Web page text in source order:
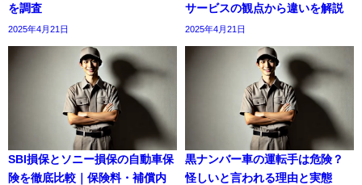
を調査
2025年4月21日
サービスの観点から違いを解説
2025年4月21日
SBI損保とソニー損保の自動車保
険を徹底比較｜保険料・補償内
黒ナンバー車の運転手は危険？
怪しいと言われる理由と実態